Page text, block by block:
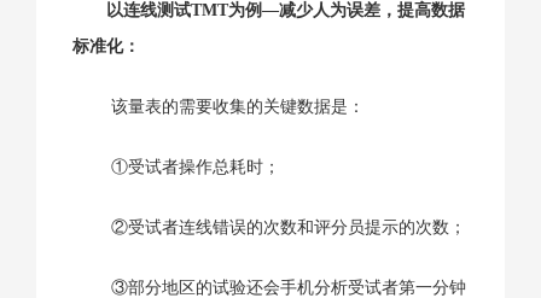
以连线测试TMT为例—减少人为误差，提高数据
标准化：
该量表的需要收集的关键数据是：
①受试者操作总耗时；
②受试者连线错误的次数和评分员提示的次数；
③部分地区的试验还会手机分析受试者第一分钟